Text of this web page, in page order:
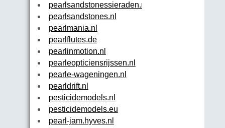
pearlsandstonessieraden.nl
pearlsandstones.nl
pearlmania.nl
pearlflutes.de
pearlinmotion.nl
pearleopticiensrijssen.nl
pearle-wageningen.nl
pearldrift.nl
pesticidemodels.nl
pesticidemodels.eu
pearl-jam.hyves.nl